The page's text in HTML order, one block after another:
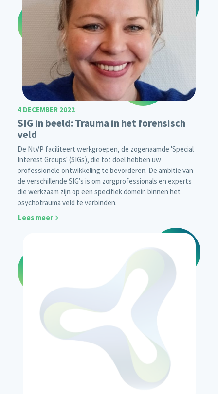
4 DECEMBER 2022
SIG in beeld: Trauma in het forensisch
veld
De NtVP faciliteert werkgroepen, de zogenaamde 'Special
Interest Groups' (SIGs), die tot doel hebben uw
professionele ontwikkeling te bevorderen. De ambitie van
de verschillende SIG’s is om zorgprofessionals en experts
die werkzaam zijn op een specifiek domein binnen het
psychotrauma veld te verbinden.
Lees meer